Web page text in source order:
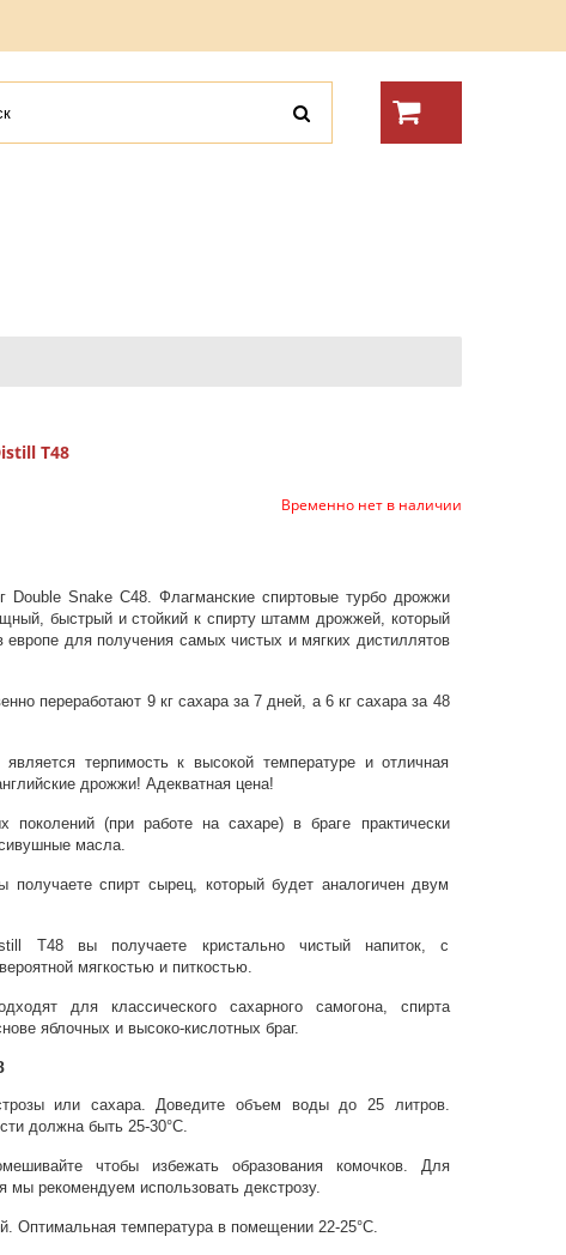
T48
Временно нет в наличии
Snake C48. Флагманские спиртовые турбо дрожжи
быстрый и стойкий к спирту штамм дрожжей, который
европе для получения самых чистых и мягких дистиллятов
переработают 9 кг сахара за 7 дней, а 6 кг сахара за 48
терпимость к высокой температуре и отличная
дрожжи! Адекватная цена!
(при работе на сахаре) в браге практически
масла.
получаете спирт сырец, который будет аналогичен двум
T48 вы получаете кристально чистый напиток, с
мягкостью и питкостью.
для классического сахарного самогона, спирта
яблочных и высоко-кислотных браг.
или сахара. Доведите объем воды до 25 литров.
должна быть 25-30°С.
чтобы избежать образования комочков. Для
мы рекомендуем использовать декстрозу.
Оптимальная температура в помещении 22-25°С.